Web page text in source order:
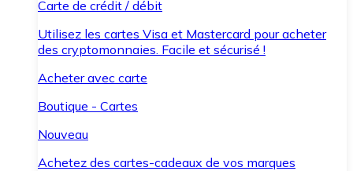
Carte de crédit / débit
Utilisez les cartes Visa et Mastercard pour acheter
des cryptomonnaies. Facile et sécurisé !
Acheter avec carte
Boutique - Cartes
Nouveau
Achetez des cartes-cadeaux de vos marques